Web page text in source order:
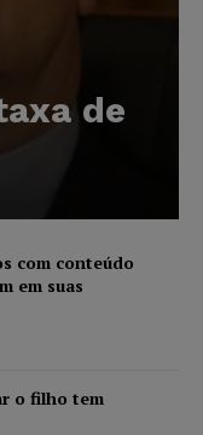
de
com conteúdo
em suas
o filho tem